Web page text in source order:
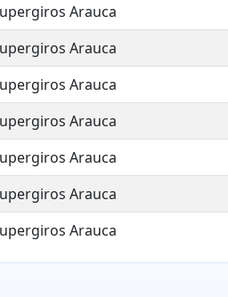
Arauca
Arauca
Arauca
Arauca
Arauca
Arauca
Arauca
Arauca